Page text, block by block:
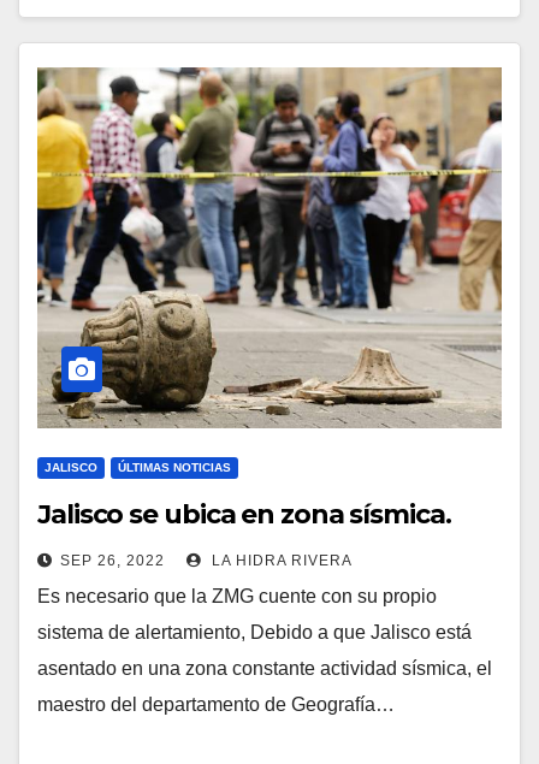
JALISCO ÚLTIMAS NOTICIAS
Jalisco se ubica en zona sísmica.
SEP 26, 2022 LA HIDRA RIVERA
Es necesario que la ZMG cuente con su propio
sistema de alertamiento, Debido a que Jalisco está
asentado en una zona constante actividad sísmica, el
maestro del departamento de Geografía…